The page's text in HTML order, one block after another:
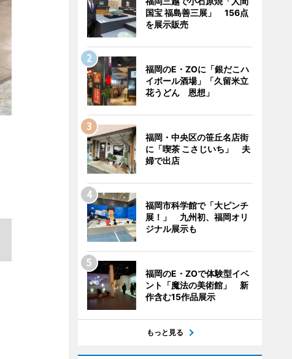
国宝 福島善三展」 156点
を展示販売
福岡のE・ZOに「銀だこハ
イボール酒場」「久留米立
花うどん 恩想」
福岡・中央区の笹丘名店街
に「喫茶 こさじいち」 夫
婦で出店
福岡市科学館で「大ピンチ
展！」 九州初、福岡オリ
ジナル展示も
福岡のE・ZOで体験型イベ
ント「魔法の美術館」 新
作含む15作品展示
もっと見る